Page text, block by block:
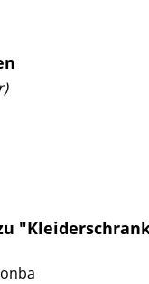
"Kleiderschrank